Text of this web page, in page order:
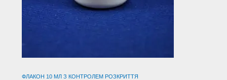
ФЛАКОН 10 МЛ З КОНТРОЛЕМ РОЗКРИТТЯ